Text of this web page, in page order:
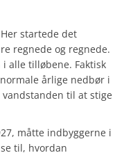
startede det
regnede og regnede.
alle tilløbene. Faktisk
årlige nedbør i
til at stige
måtte indbyggerne i
til, hvordan